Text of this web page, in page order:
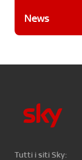
News
Tutti i siti Sky: